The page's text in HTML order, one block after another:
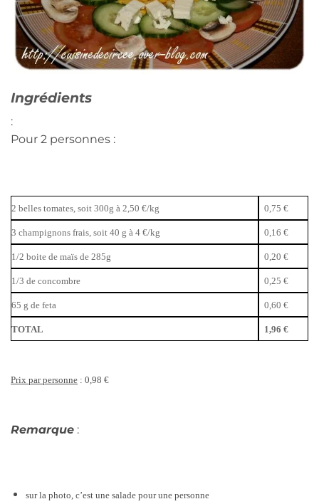
Ingrédients
:
Pour 2 personnes :
2 belles tomates, soit 300g à 2,50 €/kg 0,75 €
3 champignons frais, soit 40 g à 4 €/kg 0,16 €
1/2 boite de maïs de 285g 0,20 €
1/3 de concombre 0,25 €
65 g de feta 0,60 €
TOTAL 1,96 €
Prix par personne : 0,98 €
Remarque :
sur la photo, c’est une salade pour une personne